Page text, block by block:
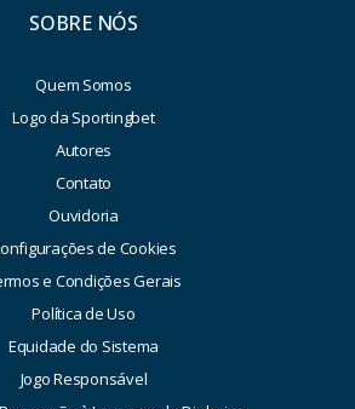
SOBRE NÓS
Quem Somos
Logo da Sportingbet
Autores
Contato
Ouvidoria
de Cookies
e Condições Gerais
Política de Uso
Equidade do Sistema
Jogo Responsável